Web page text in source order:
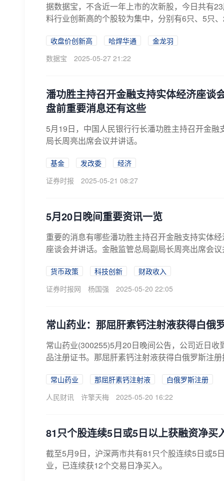
据数据宝，不含近一年上市的次新股，今日共有
料行业创新高的个股较为集中，分别有6只、5只
收盘价创新高 哈焊华通
金龙羽
数据宝
2025-05-27 21:22
潘功胜主持召开金融支持实体经济座
盘前重要消息还有这些
5月19日，中国人民银行行长潘功胜主持召开金
局长周亮出席会议并讲话。
基金 发改委
经济
证券时报
2025-05-21 08:27
5月20日晚间重要资讯一览
重要的消息有哪些潘功胜主持召开金融支持实体
座谈会并讲话。金融监管总局副局长周亮出席会
货币政策 科技创新
财政收入
证券时报网
杨国强 2025-05-20 22:05
常山药业：那屈肝素钙注射液获得白俄
常山药业(300255)5月20日晚间公告，公司近日
品注册证书。那屈肝素钙注射液获得白俄罗斯注
常山药业 那屈肝素钙注射液
白俄罗斯注册
人民财讯
许擎天梅 2025-05-20 16:22
81只个股连续5日或5日以上获融资净买
截至5月9日，沪深两市共有81只个股连续5日或5
业，已连续获12个交易日净买入。